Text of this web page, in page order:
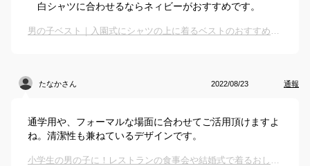
白シャツに合わせるならネィビーがおすすめです。
男の子ベスト｜入園式にシャツの上に着るベストのおすすめは？
たなかさん 2022/08/23 通報
通学用や、フォーマルな場面に合わせてご活用頂けますよ
ね。清潔性も兼ねているデザインです。
小学生の男の子に！レストランの食事会や結婚式で着るおしゃれベスト、おすすめは？